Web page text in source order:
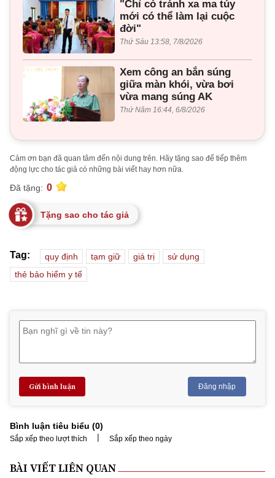
"Chỉ có tránh xa ma túy
mới có thể làm lại cuộc
đời"
Thứ Sáu 13:58, 7/8/2026
Xem công an bắn súng
giữa màn khói, vừa bơi
vừa mang súng AK
Thứ Năm 16:44, 6/8/2026
Cảm ơn bạn đã quan tâm đến nội dung trên. Hãy tặng sao để tiếp thêm
động lực cho tác giả có những bài viết hay hơn nữa.
Đã tặng: 0
Tặng sao cho tác giả
Tag: quy định tạm giữ giá trị
sử dụng
thẻ bảo hiểm y tế
Gửi bình luận Đăng nhập
Bình luận tiêu biểu (0)
Sắp xếp theo lượt thích | Sắp xếp theo ngày
BÀI VIẾT LIÊN QUAN